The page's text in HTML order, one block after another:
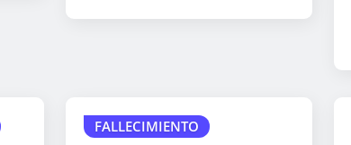
FALLECIMIENTO